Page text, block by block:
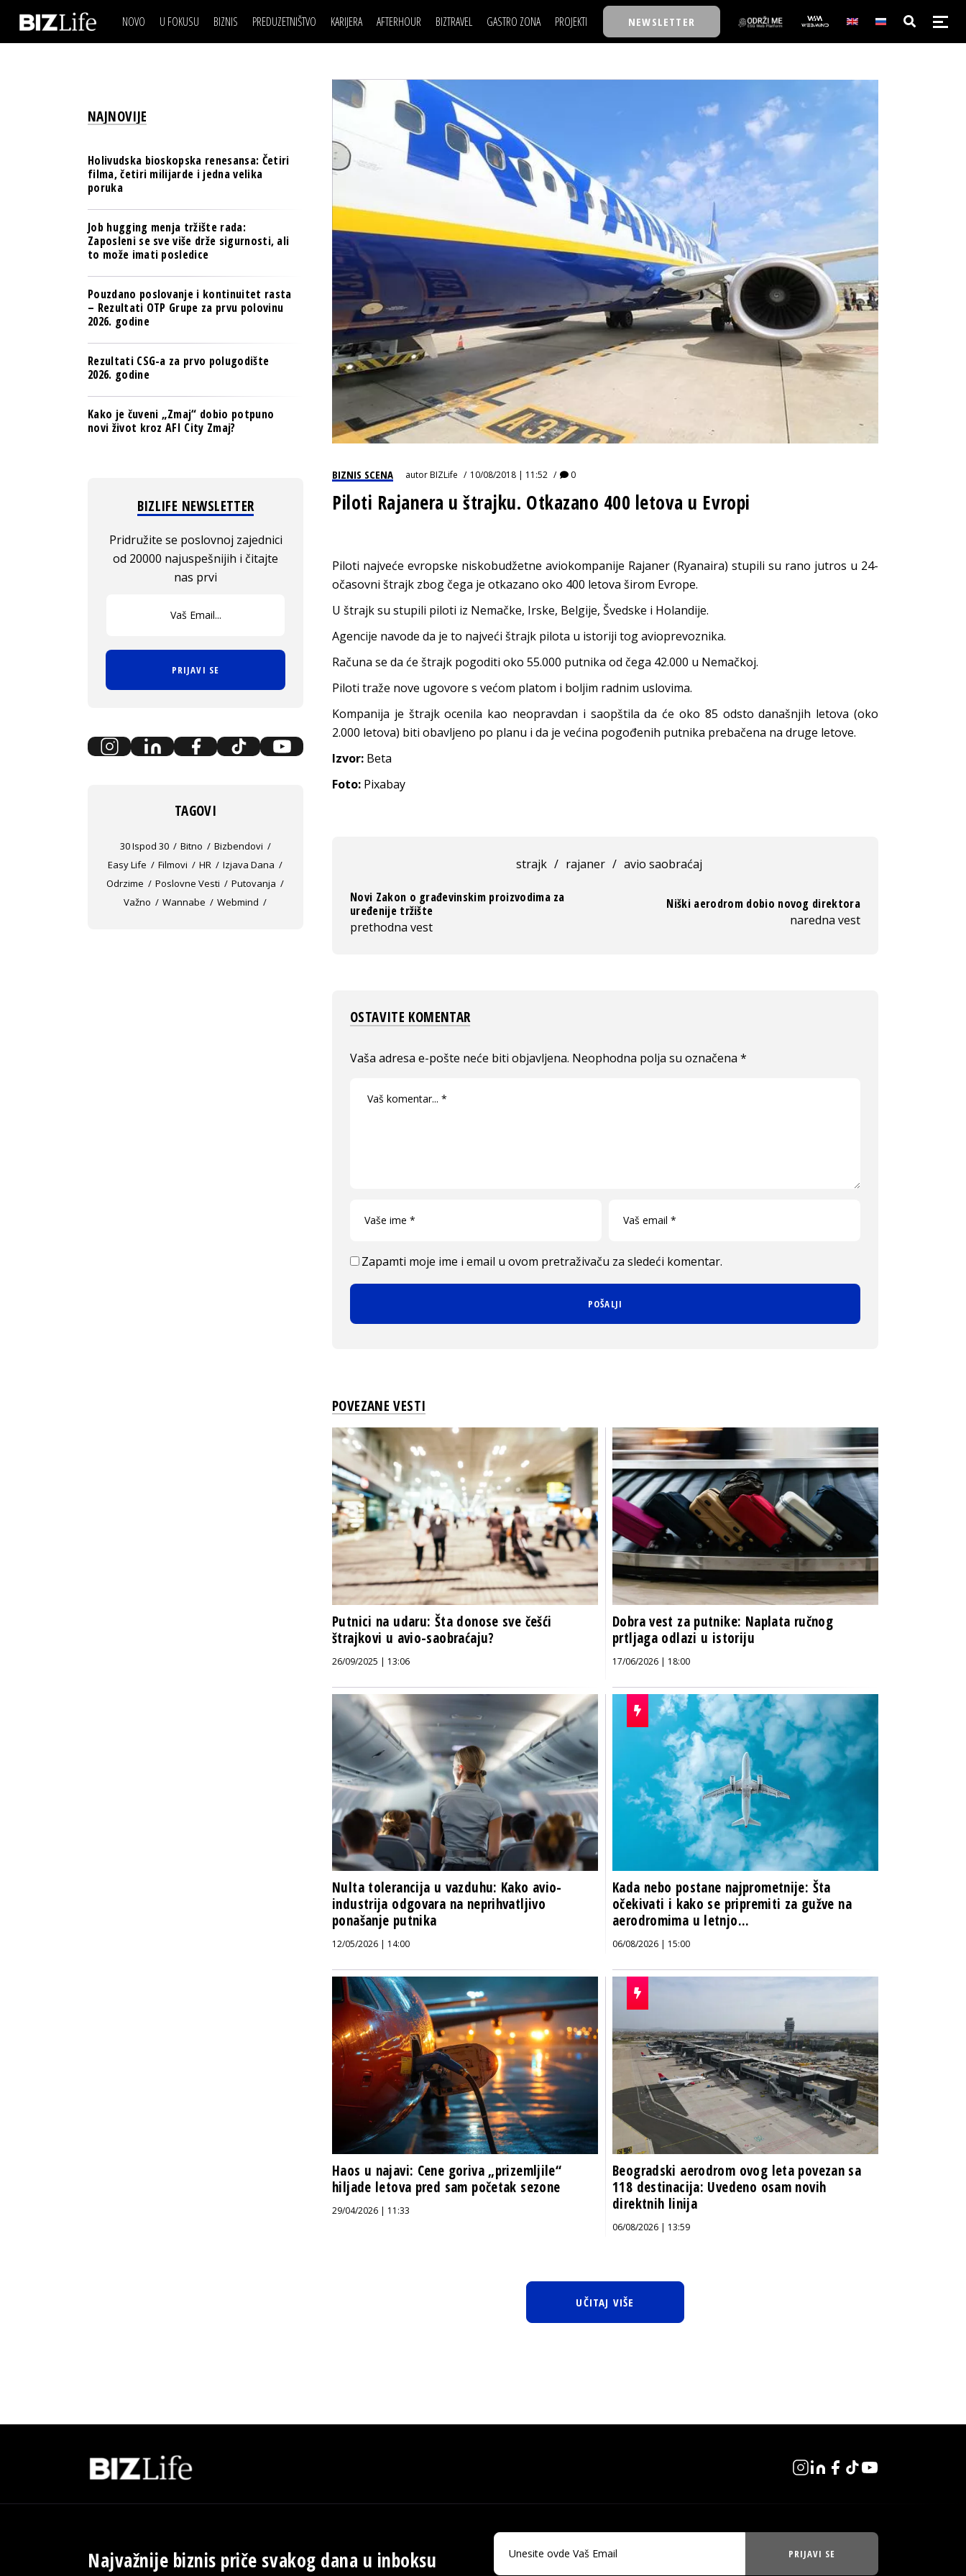
NOVO U FOKUSU BIZNIS
BANKE
TECH I AI
BIZNIS & SPORT
PULS REGIONA
NOVO NA RAFU
PREDUZETNIŠTVO KARIJERA
LJUDI (HR)
USAVRŠAVANJE
KNOW-HOW
AFTERHOUR
KNJIGE
AUTO SVET
STIL
WELLBEING
BIZTRAVEL GASTRO ZONA PROJEKTI
BIZBENDOVI
BIZKOLEGIJUM
BMW BIZNIS LIGA
BIZLIFE WEEK
IZJAVA GODINE
NEWSLETTER
IZJAVA DANABIZNIS SCENA
BREND I KOMUNIKACIJE
OSIGURANJE
TECH I AI
PULS REGIONA
POSAO
MOJ UGAO
USAVRŠAVANJE
KNOW-HOW
FILM I SCENA
AUTO SVET
STIL
WELLBEING
NAJKOLEGA
30 ISPOD 30
BMW BIZNIS LIGA
BIZLIFE WEEK
IZJAVA GODINE
BIZNIS SCENA autorBIZLife 10/08/2018 | 11:52 0
Piloti Rajanera u štrajku. Otkazano 400 letova u Evropi
Piloti najveće evropske niskobudžetne aviokompanije Rajaner (Ryanaira) stupili su rano jutros u 24-
očasovni štrajk zbog čega je otkazano oko 400 letova širom Evrope.
U štrajk su stupili piloti iz Nemačke, Irske, Belgije, Švedske i Holandije.
Agencije navode da je to najveći štrajk pilota u istoriji tog avioprevoznika.
Računa se da će štrajk pogoditi oko 55.000 putnika od čega 42.000 u Nemačkoj.
Piloti traže nove ugovore s većom platom i boljim radnim uslovima.
Kompanija je štrajk ocenila kao neopravdan i saopštila da će oko 85 odsto današnjih letova (oko
2.000 letova) biti obavljeno po planu i da je većina pogođenih putnika prebačena na druge letove.
Izvor: Beta
Foto: Pixabay
strajk / rajaner / avio saobraćaj
Novi Zakon o grаđevinskim proizvodimа za
uređenije tržište
prethodna vest
Niški aerodrom dobio novog direktora
naredna vest
OSTAVITE KOMENTAR
Vaša adresa e-pošte neće biti objavljena. Neophodna polja su označena *
Zapamti moje ime i email u ovom pretraživaču za sledeći komentar.
POVEZANE VESTI
Putnici na udaru: Šta donose sve češći
štrajkovi u avio-saobraćaju?
26/09/2025 | 13:06
Dobra vest za putnike: Naplata ručnog
prtljaga odlazi u istoriju
17/06/2026 | 18:00
Nulta tolerancija u vazduhu: Kako avio-
industrija odgovara na neprihvatljivo
ponašanje putnika
12/05/2026 | 14:00
Kada nebo postane najprometnije: Šta
očekivati i kako se pripremiti za gužve na
aerodromima u letnjo...
06/08/2026 | 15:00
Haos u najavi: Cene goriva „prizemljile“
hiljade letova pred sam početak sezone
29/04/2026 | 11:33
Beogradski aerodrom ovog leta povezan sa
118 destinacija: Uvedeno osam novih
direktnih linija
06/08/2026 | 13:59
UČITAJ VIŠE
NAJNOVIJE
Holivudska bioskopska renesansa: Četiri
filma, četiri milijarde i jedna velika
poruka
Job hugging menja tržište rada:
Zaposleni se sve više drže sigurnosti, ali
to može imati posledice
Pouzdano poslovanje i kontinuitet rasta
– Rezultati OTP Grupe za prvu polovinu
2026. godine
Rezultati CSG-a za prvo polugodište
2026. godine
Kako je čuveni „Zmaj“ dobio potpuno
novi život kroz AFI City Zmaj?
BIZLIFE NEWSLETTER
Pridružite se poslovnoj zajednici
od 20000 najuspešnijih i čitajte
nas prvi
PRIJAVI SE
TAGOVI
30 Ispod 30 Bitno
Bizbendovi
Easy Life
Filmovi HR
Izjava Dana
Odrzime
Poslovne Vesti
Putovanja
Važno
Wannabe Webmind
Najvažnije biznis priče svakog dana u inboksu PRIJAVI SE